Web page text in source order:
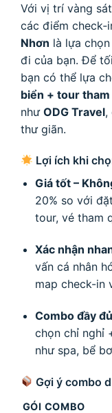
Với vị trí vàng
các điểm
Nhơn là lựa
đi của bạn. Để
bạn có thể lựa
biển + tour
như ODG Travel,
thư giãn.
Lợi ích khi
Giá tốt –
20% so với
tour, vé tham
Xác nhận
vấn cá nhân
map check-in
Combo đầy
chọn chỉ nghỉ
như spa, bể
Gợi ý combo
GÓI COMBO